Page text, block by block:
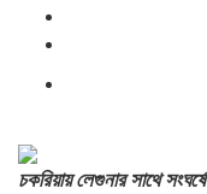
চকরিয়ায় লেগুনার সাথে